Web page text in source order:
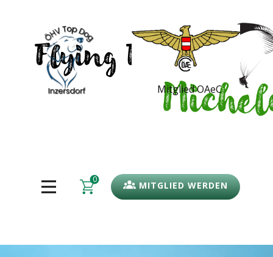
Mitglied OAeC
MITGLIED WERDEN
0